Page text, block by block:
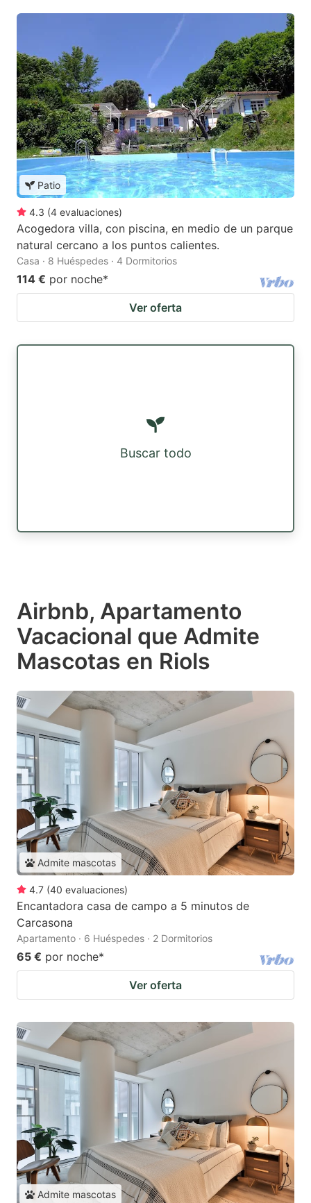
Patio
4.3 (4 evaluaciones)
Acogedora villa, con piscina, en medio de un parque
natural cercano a los puntos calientes.
Casa · 8 Huéspedes · 4 Dormitorios
114 € por noche*
Ver oferta
Buscar todo
Airbnb, Apartamento
Vacacional que Admite
Mascotas en Riols
Admite mascotas
4.7 (40 evaluaciones)
Encantadora casa de campo a 5 minutos de
Carcasona
Apartamento · 6 Huéspedes · 2 Dormitorios
65 € por noche*
Ver oferta
Admite mascotas